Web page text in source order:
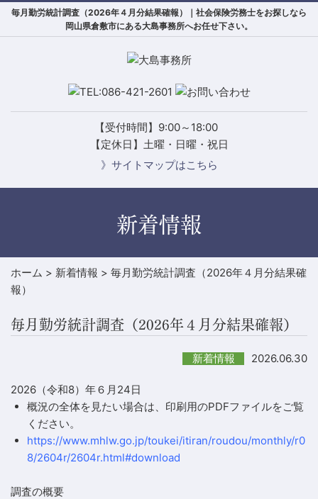
毎月勤労統計調査（2026年４月分結果確報）｜社会保険労務士をお探しなら
岡山県倉敷市にある大島事務所へお任せ下さい。
【受付時間】9:00～18:00
【定休日】土曜・日曜・祝日
》サイトマップはこちら
新着情報
ホーム > 新着情報 > 毎月勤労統計調査（2026年４月分結果確
報）
毎月勤労統計調査（2026年４月分結果確報）
新着情報 2026.06.30
2026（令和8）年６月24日
概況の全体を見たい場合は、印刷用のPDFファイルをご覧
ください。
https://www.mhlw.go.jp/toukei/itiran/roudou/monthly/r0
8/2604r/2604r.html#download
調査の概要